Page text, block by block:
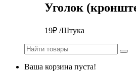
Уголок
19₽ /Штука
Ваша корзина пуста!